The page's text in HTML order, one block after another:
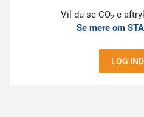
Vil du se CO2-e
Se mere om
LOG IND